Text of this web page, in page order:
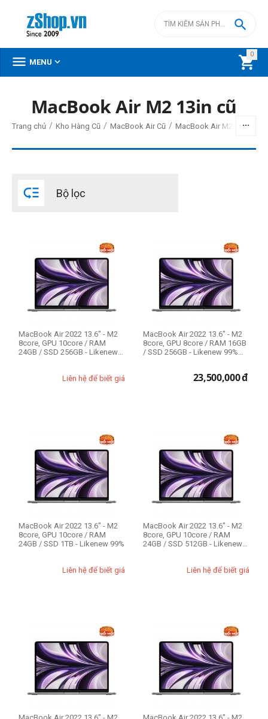
0


 MENU 
CPU Mac
Apple M2 8-core
RAM Mac
8GB
512GB
1TB
MacBook Air M2 13in cũ
Trang chủ / Kho Hàng Cũ / MacBook Air Cũ / MacBook Air M2 cũ /
 Bộ lọc
MacBook Air 2022 13.6" - M2
8core, GPU 10core / RAM
24GB / SSD 256GB - Likenew
Liên hệ để biết giá
MacBook Air 2022 13.6" - M2
8core, GPU 8core / RAM 16GB
/ SSD 256GB - Likenew 99%
23,500,000đ
MacBook Air 2022 13.6" - M2
8core, GPU 10core / RAM
24GB / SSD 1TB - Likenew 99%
Liên hệ để biết giá
MacBook Air 2022 13.6" - M2
8core, GPU 10core / RAM
24GB / SSD 512GB - Likenew
Liên hệ để biết giá